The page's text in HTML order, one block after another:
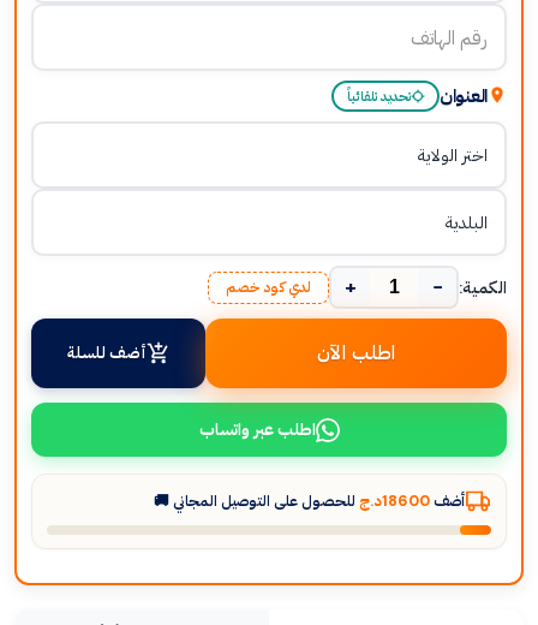
العنوان تحديد تلقائياً
الكمية: −
+ لدي كود خصم
اطلب الآن أضف للسلة
اطلب عبر واتساب
أضف 18600د.ج للحصول على التوصيل المجاني 🚚